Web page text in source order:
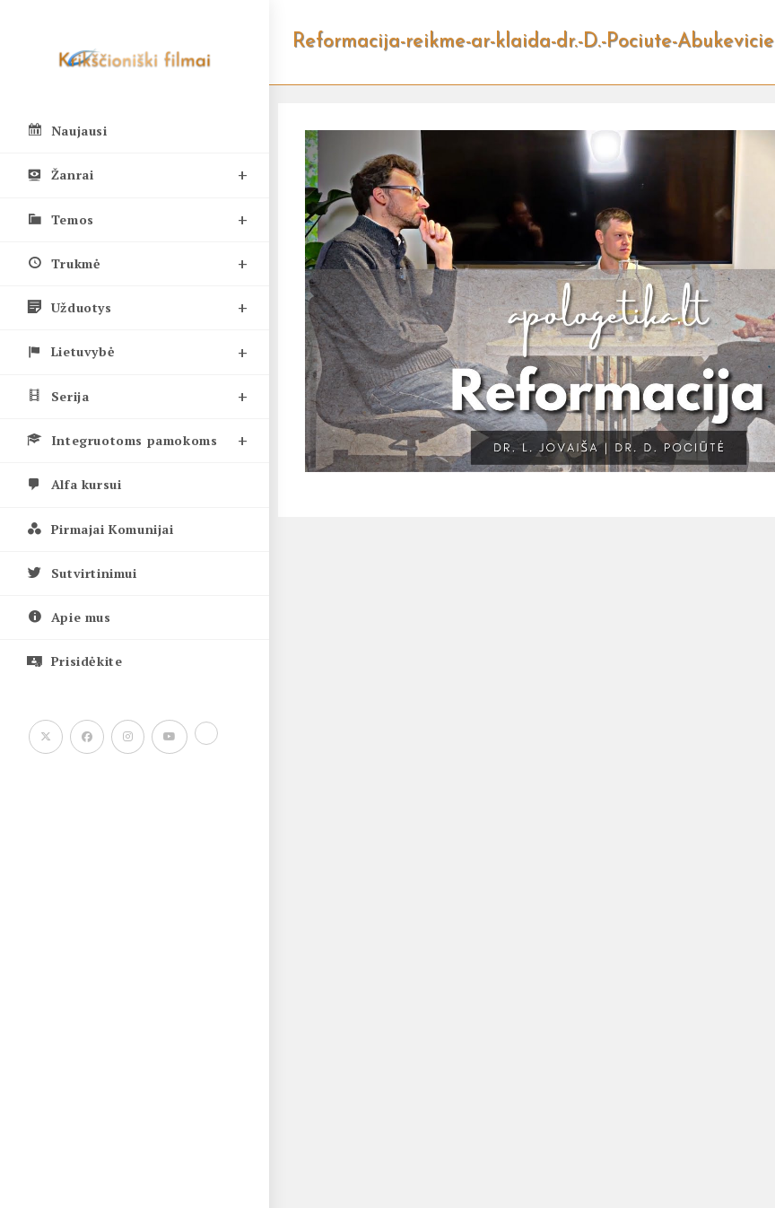
Naujausi
Žanrai
Temos
Trukmė
Užduotys
Lietuvybė
Serija
Integruotoms pamokoms
Alfa kursui
Pirmajai Komunijai
Sutvirtinimui
Apie mus
Prisidėkite
Reformacija-reikme-ar-klaida-dr.-D.-Pociute-